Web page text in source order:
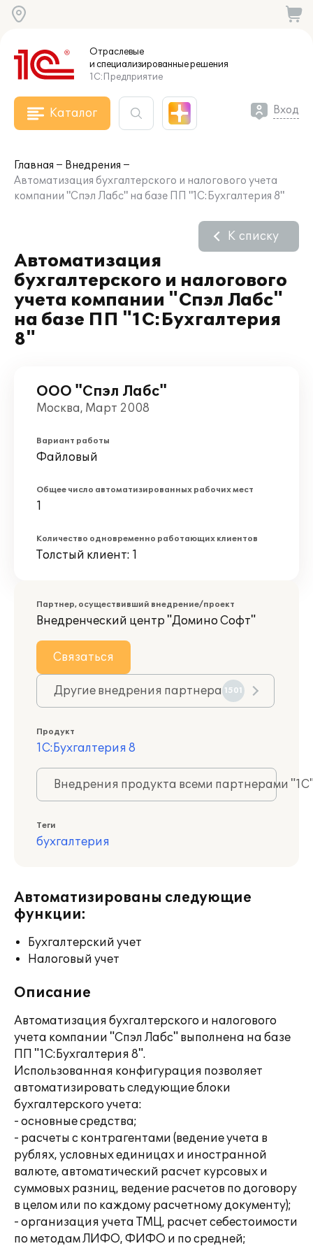
Отраслевые
и специализированныерешения
1С:Предприятие
Каталог Вход
Главная
Внедрения
Автоматизация бухгалтерского и налогового учета
компании "Спэл Лабс" на базе ПП "1С:Бухгалтерия 8"
Автоматизация
бухгалтерского и налогового
учета компании "Спэл Лабс"
на базе ПП "1С:Бухгалтерия
8"
К списку
ООО "Спэл Лабс"
Москва, Март 2008
Вариант работы
Файловый
Общее число автоматизированных рабочих мест
1
Количество одновременно работающих клиентов
Толстый клиент: 1
Партнер, осуществивший внедрение/проект
Внедренческий центр "Домино Софт"
Связаться
Другие внедрения партнера 1501
Продукт
1С:Бухгалтерия 8
Внедрения продукта всеми партнерами
Теги
бухгалтерия
Автоматизированы следующие
функции:
Бухгалтерский учет
Налоговый учет
Описание
Автоматизация бухгалтерского и налогового
учета компании "Спэл Лабс" выполнена на базе
ПП "1С:Бухгалтерия 8".
Использованная конфигурация позволяет
автоматизировать следующие блоки
бухгалтерского учета:
- основные средства;
- расчеты с контрагентами (ведение учета в
рублях, условных единицах и иностранной
валюте, автоматический расчет курсовых и
суммовых разниц, ведение расчетов по договору
в целом или по каждому расчетному документу);
- организация учета ТМЦ, расчет себестоимости
по методам ЛИФО, ФИФО и по средней;